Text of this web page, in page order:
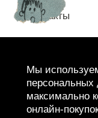
Контакты
Мы
персональных
максимально
онлайн-